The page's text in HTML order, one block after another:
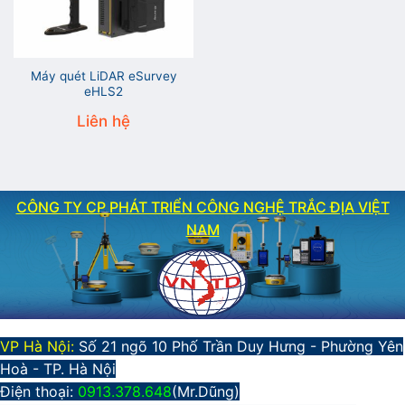
Máy quét LiDAR eSurvey
eHLS2
Liên hệ
CÔNG TY CP PHÁT TRIỂN CÔNG NGHỆ TRẮC ĐỊA VIỆT
NAM
VP Hà Nội: Số 21 ngõ 10 Phố Trần Duy Hưng - Phường Yên
Hoà - TP. Hà Nội
Điện thoại: 0913.378.648(Mr.Dũng)